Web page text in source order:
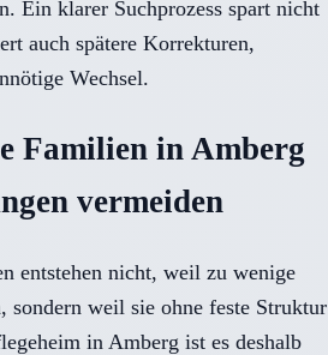
Ein klarer Suchprozess spart nicht
auch spätere Korrekturen,
Wechsel.
Familien in Amberg
vermeiden
entstehen nicht, weil zu wenige
sondern weil sie ohne feste Struktur
in Amberg ist es deshalb